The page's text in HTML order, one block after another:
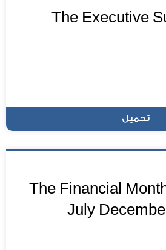
The Executive
تحميل
The Financial
July